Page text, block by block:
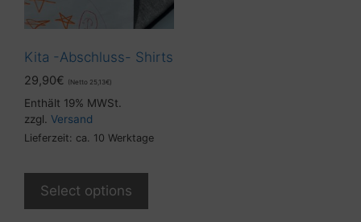
Kita -Abschluss- Shirts
29,90€ (Netto 25,13€)
Enthält 19% MWSt.
zzgl. Versand
Lieferzeit: ca. 10 Werktage
Select options